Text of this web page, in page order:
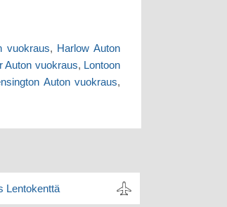
vuokraus, Harlow Auton
Auton vuokraus, Lontoon
Auton vuokraus,
Lentokenttä